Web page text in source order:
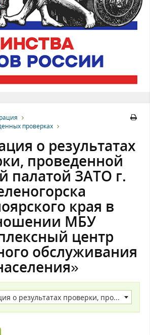
проверках
о результатах
проведенной
палатой ЗАТО г.
края в
МБУ
центр
обслуживания
Информация о результатах проверки, проведенной Счетной палатой ЗАТО г. Зеленогорска Красноярского края в отношении МБУ «Комплексный центр социального обслуживания населения»